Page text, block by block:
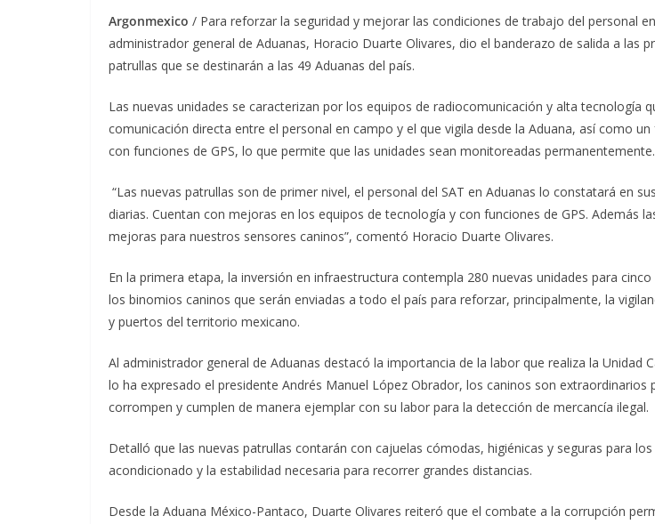
Argonmexico / Para reforzar la seguridad y mejorar las condiciones de trabajo del personal
administrador general de Aduanas, Horacio Duarte Olivares, dio el banderazo de salida a las
patrullas que se destinarán a las 49 Aduanas del país.
Las nuevas unidades se caracterizan por los equipos de radiocomunicación y alta tecnología
comunicación directa entre el personal en campo y el que vigila desde la Aduana, así como
con funciones de GPS, lo que permite que las unidades sean monitoreadas permanentemente.
“Las nuevas patrullas son de primer nivel, el personal del SAT en Aduanas lo constatará en
diarias. Cuentan con mejoras en los equipos de tecnología y con funciones de GPS. Además
mejoras para nuestros sensores caninos”, comentó Horacio Duarte Olivares.
En la primera etapa, la inversión en infraestructura contempla 280 nuevas unidades para
los binomios caninos que serán enviadas a todo el país para reforzar, principalmente, la
y puertos del territorio mexicano.
Al administrador general de Aduanas destacó la importancia de la labor que realiza la Unidad
lo ha expresado el presidente Andrés Manuel López Obrador, los caninos son extraordinarios
corrompen y cumplen de manera ejemplar con su labor para la detección de mercancía ilegal.
Detalló que las nuevas patrullas contarán con cajuelas cómodas, higiénicas y seguras para
acondicionado y la estabilidad necesaria para recorrer grandes distancias.
Desde la Aduana México-Pantaco, Duarte Olivares reiteró que el combate a la corrupción